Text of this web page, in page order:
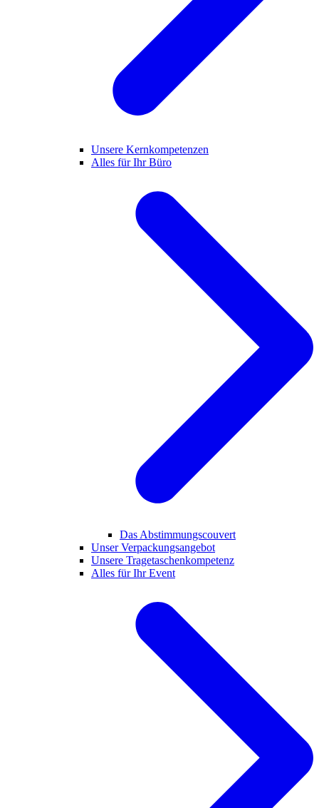
Unsere Kernkompetenzen
Alles für Ihr Büro
Das Abstimmungscouvert
Unser Verpackungsangebot
Unsere Tragetaschenkompetenz
Alles für Ihr Event